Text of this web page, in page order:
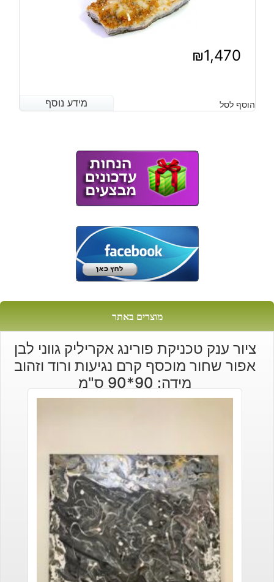
₪1,470
מידע נוסף הוסף לסל מידע נוסף
מוצרים באתר
ציור ענק טכניקת פורינג אקריליק גווני לבן
אפור שחור מוכסף קרם נגיעות ורוד וזהוב
מידה: 90*90 ס"מ